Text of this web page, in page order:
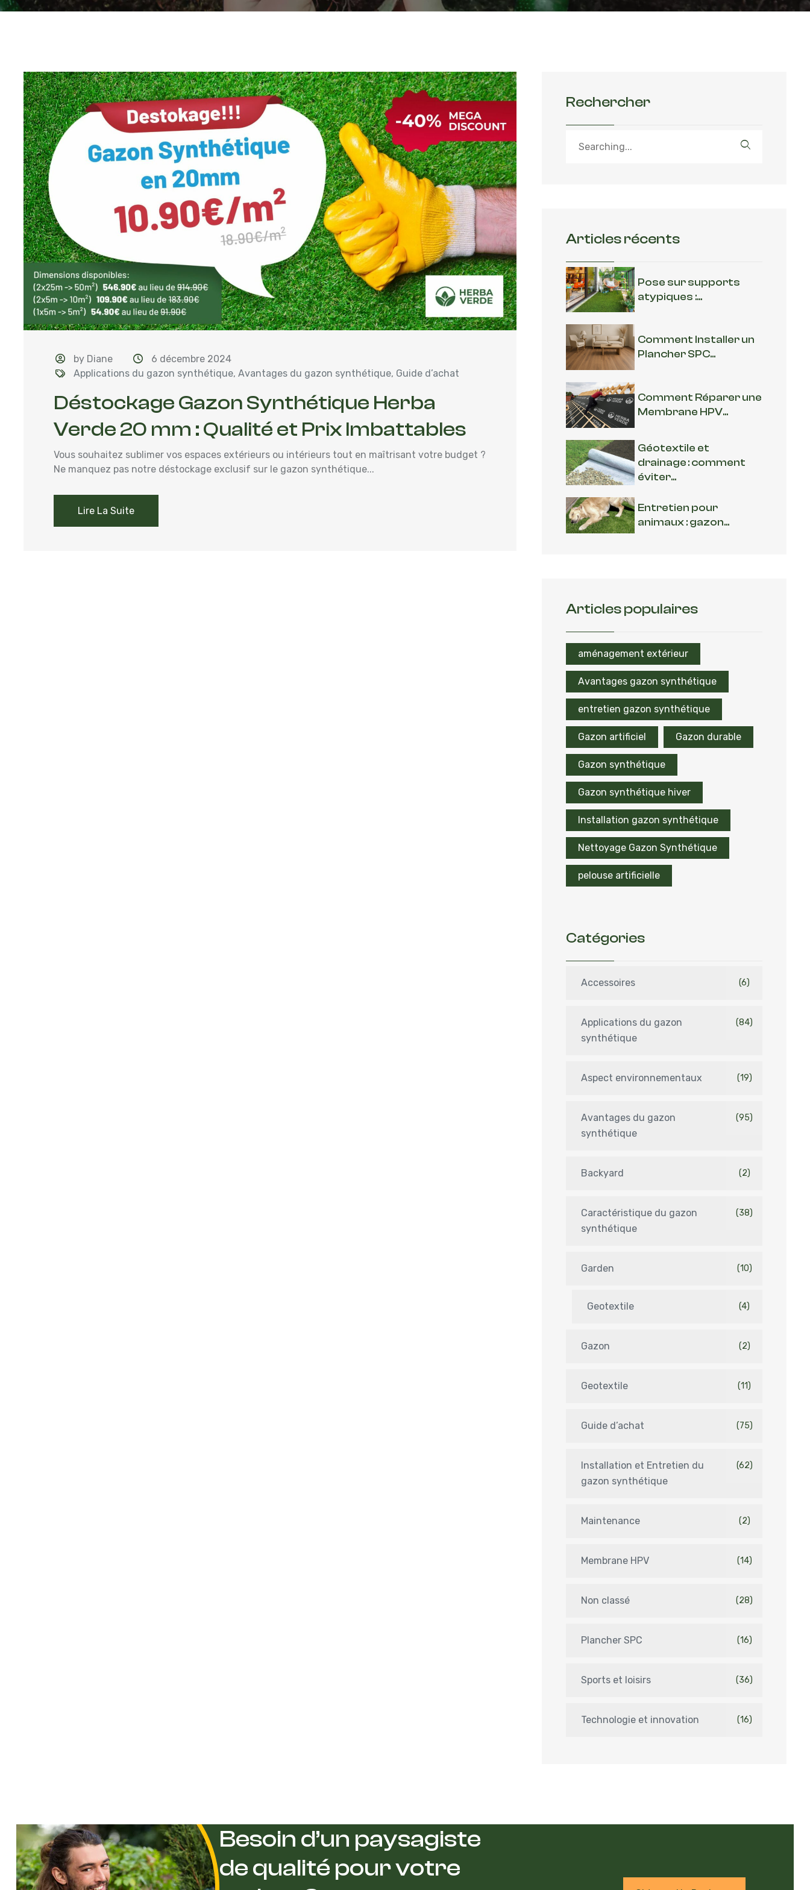
by Diane
6 décembre 2024
Applications du gazon synthétique,Avantages du gazon synthétique, Guide d’achat
Déstockage Gazon Synthétique Herba
Verde 20 mm : Qualité et Prix Imbattables
Vous souhaitez sublimer vos espaces extérieurs ou intérieurs tout en maîtrisant votre budget ?
Ne manquez pas notre déstockage exclusif sur le gazon synthétique...
Lire La Suite
Rechercher
Articles récents
Pose sur supports
atypiques :...
Comment Installer un
Plancher SPC...
Comment Réparer une
Membrane HPV...
Géotextile et
drainage : comment
éviter...
Entretien pour
animaux : gazon...
Articles populaires
aménagement extérieur
Avantages gazon synthétique
entretien gazon synthétique
Gazon artificiel Gazon durable
Gazon synthétique
Gazon synthétique hiver
Installation gazon synthétique
Nettoyage Gazon Synthétique
pelouse artificielle
Catégories
Accessoires (6)
Applications du gazon
synthétique
(84)
Aspect environnementaux (19)
Avantages du gazon
synthétique
(95)
Backyard (2)
Caractéristique du gazon
synthétique
(38)
Garden (10)
Geotextile (4)
Gazon (2)
Geotextile (11)
Guide d’achat (75)
Installation et Entretien du
gazon synthétique
(62)
Maintenance (2)
Membrane HPV (14)
Non classé (28)
Plancher SPC (16)
Sports et loisirs (36)
Technologie et innovation (16)
Besoin d’un paysagiste
de qualité pour votre